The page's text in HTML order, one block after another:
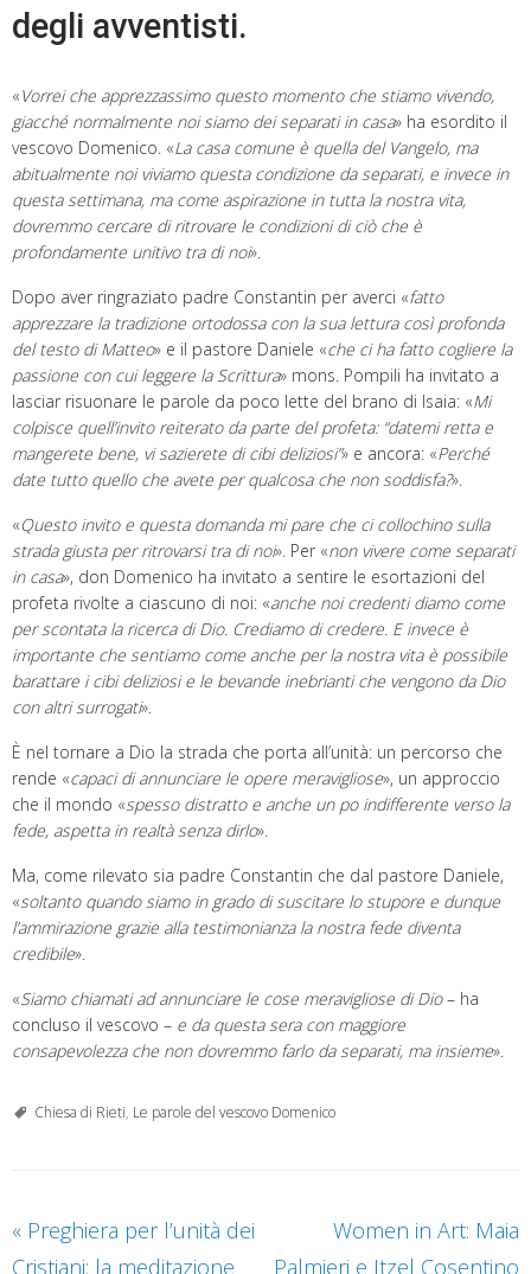
degli avventisti.
«Vorrei che apprezzassimo questo momento che stiamo vivendo,
giacché normalmente noi siamo dei separati in casa» ha esordito il
vescovo Domenico. «La casa comune è quella del Vangelo, ma
abitualmente noi viviamo questa condizione da separati, e invece in
questa settimana, ma come aspirazione in tutta la nostra vita,
dovremmo cercare di ritrovare le condizioni di ciò che è
profondamente unitivo tra di noi».
Dopo aver ringraziato padre Constantin per averci «fatto
apprezzare la tradizione ortodossa con la sua lettura così profonda
del testo di Matteo» e il pastore Daniele «che ci ha fatto cogliere la
passione con cui leggere la Scrittura» mons. Pompili ha invitato a
lasciar risuonare le parole da poco lette del brano di Isaia: «Mi
colpisce quell’invito reiterato da parte del profeta: “datemi retta e
mangerete bene, vi sazierete di cibi deliziosi”» e ancora: «Perché
date tutto quello che avete per qualcosa che non soddisfa?».
«Questo invito e questa domanda mi pare che ci collochino sulla
strada giusta per ritrovarsi tra di noi». Per «non vivere come separati
in casa», don Domenico ha invitato a sentire le esortazioni del
profeta rivolte a ciascuno di noi: «anche noi credenti diamo come
per scontata la ricerca di Dio. Crediamo di credere. E invece è
importante che sentiamo come anche per la nostra vita è possibile
barattare i cibi deliziosi e le bevande inebrianti che vengono da Dio
con altri surrogati».
È nel tornare a Dio la strada che porta all’unità: un percorso che
rende «capaci di annunciare le opere meravigliose», un approccio
che il mondo «spesso distratto e anche un po indifferente verso la
fede, aspetta in realtà senza dirlo».
Ma, come rilevato sia padre Constantin che dal pastore Daniele,
«soltanto quando siamo in grado di suscitare lo stupore e dunque
l’ammirazione grazie alla testimonianza la nostra fede diventa
credibile».
«Siamo chiamati ad annunciare le cose meravigliose di Dio– ha
concluso il vescovo – e da questa sera con maggiore
consapevolezza che non dovremmo farlo da separati, ma insieme».
Chiesa di Rieti, Le parole del vescovo Domenico
« Preghiera per l’unità dei
Cristiani: la meditazione
Women in Art: Maia
Palmieri e Itzel Cosentino